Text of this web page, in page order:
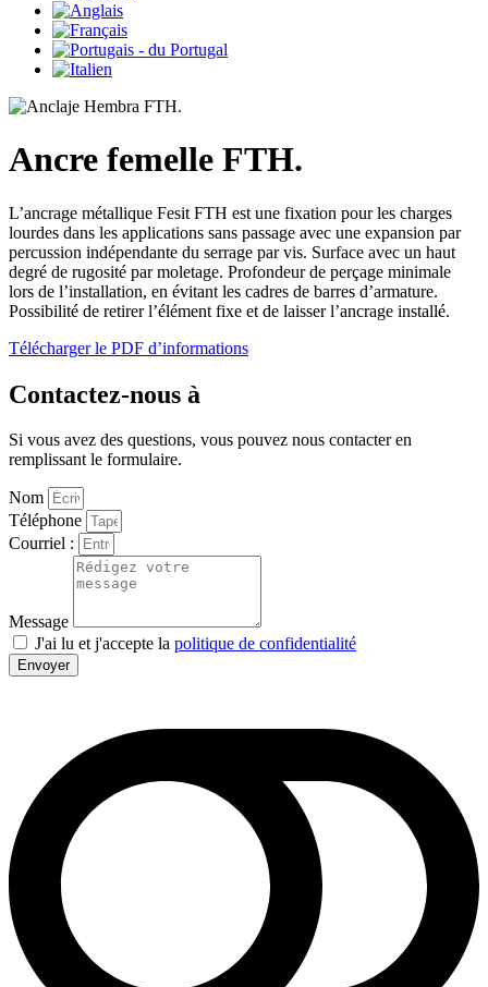
Ancre femelle FTH.
L’ancrage métallique Fesit FTH est une fixation pour les charges
lourdes dans les applications sans passage avec une expansion par
percussion indépendante du serrage par vis. Surface avec un haut
degré de rugosité par moletage. Profondeur de perçage minimale
lors de l’installation, en évitant les cadres de barres d’armature.
Possibilité de retirer l’élément fixe et de laisser l’ancrage installé.
Télécharger le PDF d’informations
Contactez-nous à
Si vous avez des questions, vous pouvez nous contacter en
remplissant le formulaire.
Nom
Téléphone
Courriel :
Message
J'ai lu et j'accepte la politique de confidentialité
Envoyer